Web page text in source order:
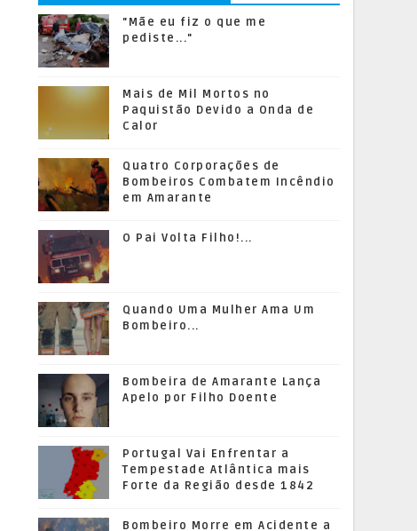
"Mãe eu fiz o que me
pediste..."
Mais de Mil Mortos no
Paquistão Devido a Onda de
Calor
Quatro Corporações de
Bombeiros Combatem Incêndio
em Amarante
O Pai Volta Filho!...
Quando Uma Mulher Ama Um
Bombeiro...
Bombeira de Amarante Lança
Apelo por Filho Doente
Portugal Vai Enfrentar a
Tempestade Atlântica mais
Forte da Região desde 1842
Bombeiro Morre em Acidente a